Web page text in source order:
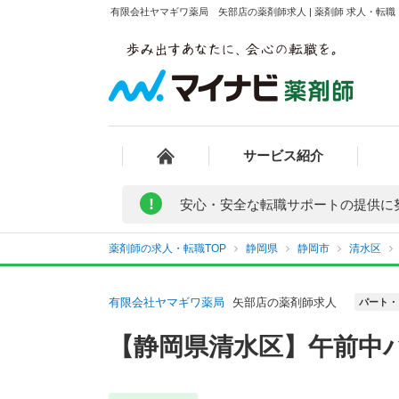
有限会社ヤマギワ薬局 矢部店の薬剤師求人 | 薬剤師 求人・転職
サービス紹介
! 安心・安全な転職サポートの提供に
薬剤師の求人・転職TOP 静岡県 静岡市 清水区
有限会社ヤマギワ薬局 矢部店の薬剤師求人 パート
【静岡県清水区】午前